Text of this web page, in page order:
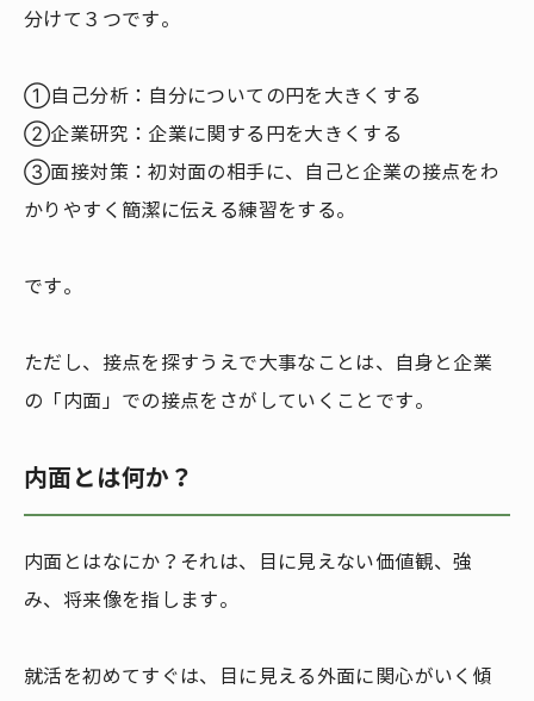
分けて３つです。
①自己分析：自分についての円を大きくする
②企業研究：企業に関する円を大きくする
③面接対策：初対面の相手に、自己と企業の接点をわ
かりやすく簡潔に伝える練習をする。
です。
ただし、接点を探すうえで大事なことは、自身と企業
の「内面」での接点をさがしていくことです。
内面とは何か？
内面とはなにか？それは、目に見えない価値観、強
み、将来像を指します。
就活を初めてすぐは、目に見える外面に関心がいく傾